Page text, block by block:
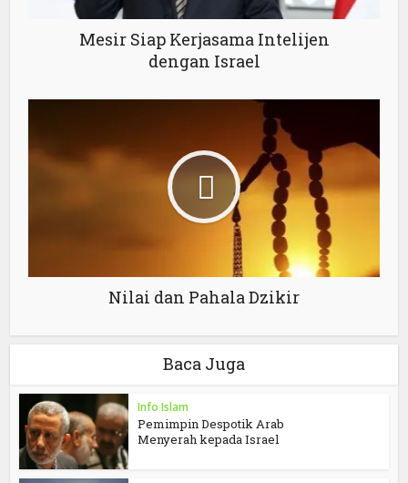
Mesir Siap Kerjasama Intelijen
dengan Israel
Nilai dan Pahala Dzikir
Baca Juga
Info Islam
Pemimpin Despotik Arab
Menyerah kepada Israel